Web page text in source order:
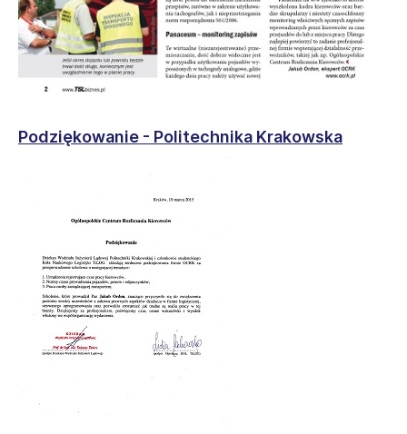
Podziękowanie - Politechnika Krakowska